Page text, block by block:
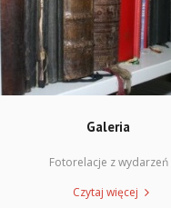
Galeria
Fotorelacje z wydarzeń
Czytaj więcej